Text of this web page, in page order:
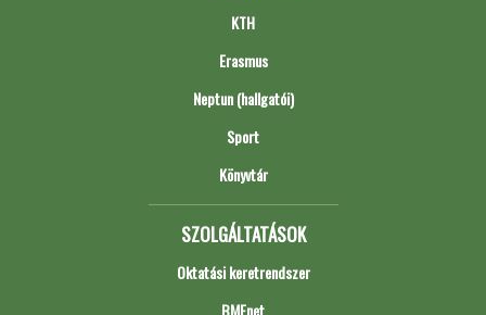
KTH
Erasmus
Neptun (hallgatói)
Sport
Könyvtár
SZOLGÁLTATÁSOK
Oktatási keretrendszer
BMEnet